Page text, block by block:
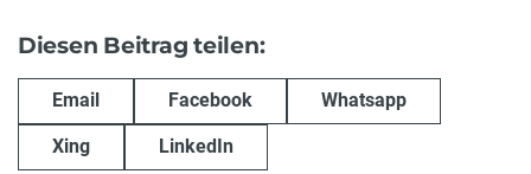
Diesen Beitrag teilen:
Email Facebook Whatsapp
Xing LinkedIn